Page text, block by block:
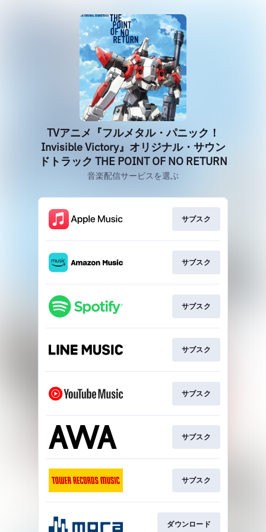
TVアニメ『フルメタル・パニック！
Invisible Victory』オリジナル・サウン
ドトラック THE POINT OF NO RETURN
音楽配信サービスを選ぶ
サブスク
サブスク
サブスク
サブスク
サブスク
サブスク
サブスク
ダウンロード